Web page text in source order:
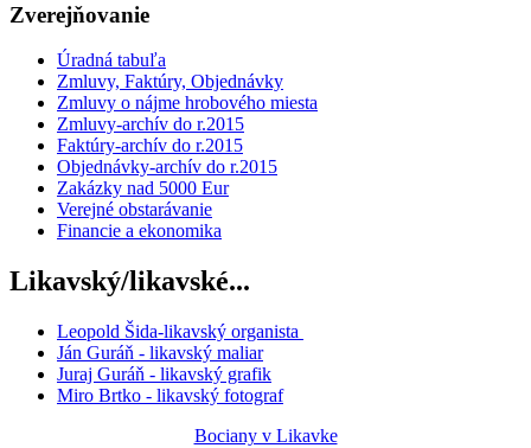
Zverejňovanie
Úradná tabuľa
Zmluvy, Faktúry, Objednávky
Zmluvy o nájme hrobového miesta
Zmluvy-archív do r.2015
Faktúry-archív do r.2015
Objednávky-archív do r.2015
Zakázky nad 5000 Eur
Verejné obstarávanie
Financie a ekonomika
Likavský/likavské...
Leopold Šida-likavský organista
Ján Guráň - likavský maliar
Juraj Guráň - likavský grafik
Miro Brtko - likavský fotograf
Bociany v Likavke